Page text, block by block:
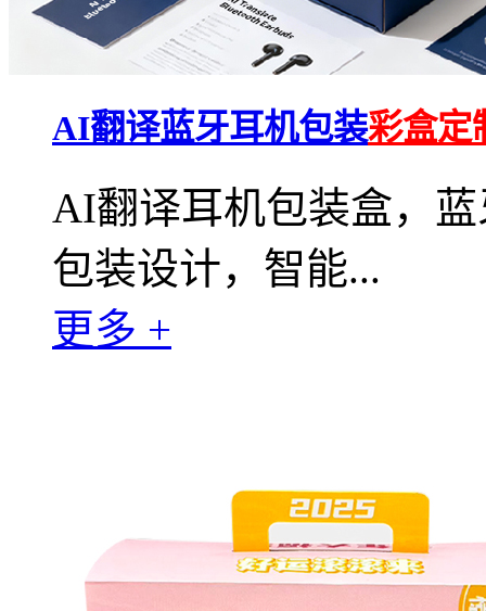
AI翻译蓝牙耳机包装彩盒定
AI翻译耳机包装盒，
包装设计，智能...
更多 +